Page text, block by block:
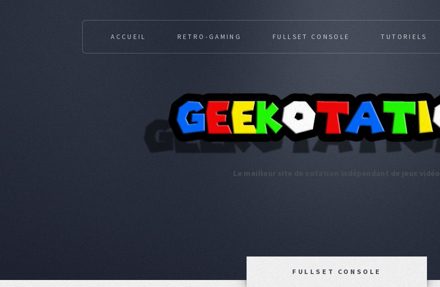
Le meilleur site de cotation indépendant de jeux vidéo
ACCUEIL RETRO-GAMING FULLSET CONSOLE TUTORIELS
FULLSET CONSOLE